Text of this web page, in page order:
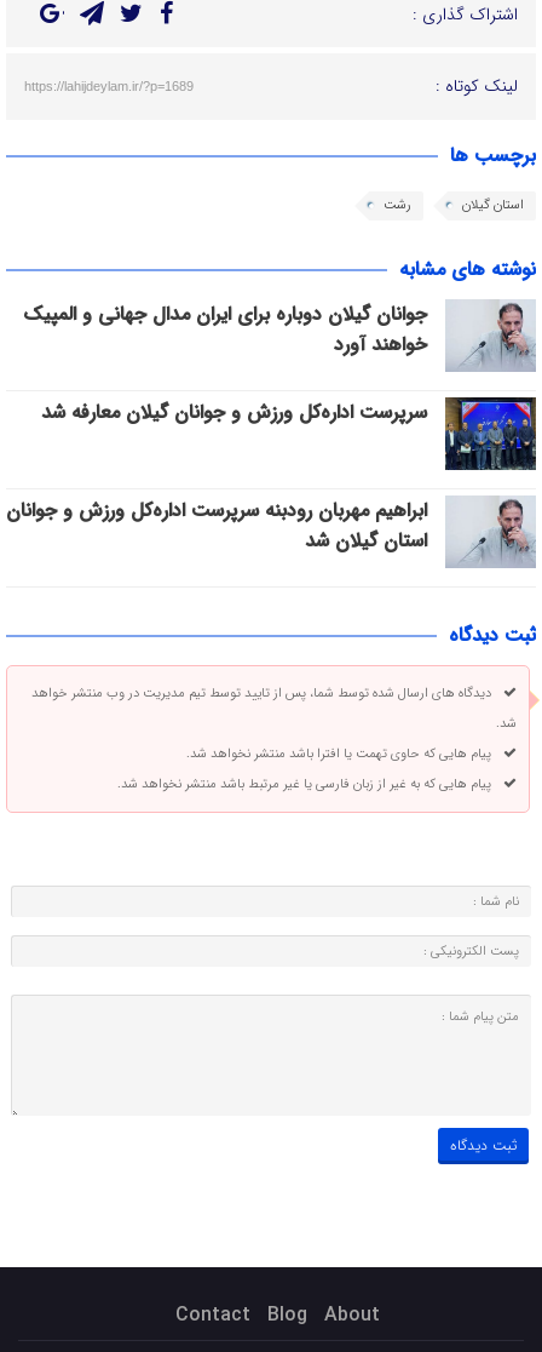
اشتراک گذاری :
لینک کوتاه : https://lahijdeylam.ir/?p=1689
برچسب ها
استان گیلان رشت
نوشته های مشابه
جوانان گیلان دوباره برای ایران مدال جهانی و المپیک
خواهند آورد
سرپرست اداره‌کل ورزش و جوانان گیلان معارفه شد
ابراهیم مهربان رودبنه سرپرست اداره‌کل ورزش و جوانان
استان گیلان شد
ثبت دیدگاه
دیدگاه های ارسال شده توسط شما، پس از تایید توسط تیم مدیریت در وب منتشر خواهد
شد.
پیام هایی که حاوی تهمت یا افترا باشد منتشر نخواهد شد.
پیام هایی که به غیر از زبان فارسی یا غیر مرتبط باشد منتشر نخواهد شد.
About
Blog
Contact